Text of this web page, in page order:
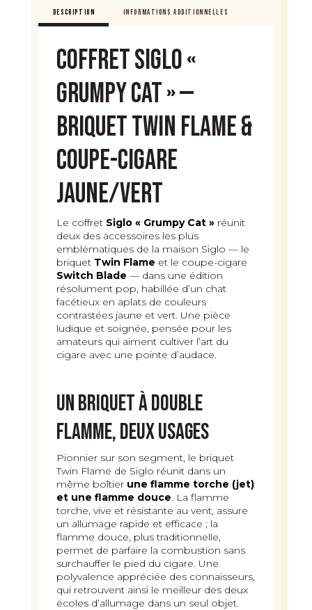
Grumpy
Cat
DESCRIPTION INFORMATIONS ADDITIONNELLES
Coffret Siglo «
Grumpy Cat » —
Briquet Twin Flame &
Coupe-cigare
Jaune/Vert
Le coffret Siglo « Grumpy Cat »réunit
deux des accessoires les plus
emblématiques de la maison Siglo — le
briquet Twin Flame et le coupe-cigare
Switch Blade — dans une édition
résolument pop, habillée d’un chat
facétieux en aplats de couleurs
contrastées jaune et vert. Une pièce
ludique et soignée, pensée pour les
amateurs qui aiment cultiver l’art du
cigare avec une pointe d’audace.
Un briquet à double
flamme, deux usages
Pionnier sur son segment, le briquet
Twin Flame de Siglo réunit dans un
même boîtier une flamme torche (jet)
et une flamme douce. La flamme
torche, vive et résistante au vent, assure
un allumage rapide et efficace ; la
flamme douce, plus traditionnelle,
permet de parfaire la combustion sans
surchauffer le pied du cigare. Une
polyvalence appréciée des connaisseurs,
qui retrouvent ainsi le meilleur des deux
écoles d’allumage dans un seul objet.